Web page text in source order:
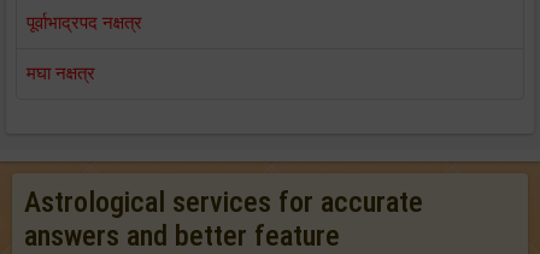
पूर्वाभाद्रपद नक्षत्र
मघा नक्षत्र
Astrological services for accurate
answers and better feature